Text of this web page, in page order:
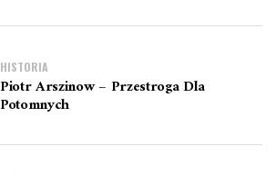
HISTORIA
Piotr Arszinow – Przestroga Dla
Potomnych